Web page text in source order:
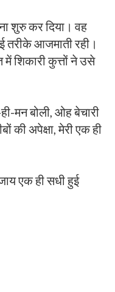
शुरु कर दिया। वह
आजमाती रही।
शिकारी कुत्तों ने उसे
मन बोली, ओह बेचारी
की अपेक्षा, मेरी एक ही
एक ही सधी हुई